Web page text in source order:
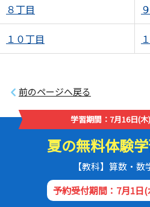
８丁目
１０丁目
前のページへ戻る
学習期間：7月16日(
夏の無料体験学
【教科】算数・
予約受付期間：7月1日